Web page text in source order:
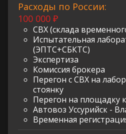
Расходы по России:
100 000 ₽
СВХ (склада
Испытательная
(ЭПТС+СБКТС)
Экспертиза
Комиссия брокера
Перегон с СВХ на
стоянку
Перегон на площадку
Автовоз Уссурийск -
Временная